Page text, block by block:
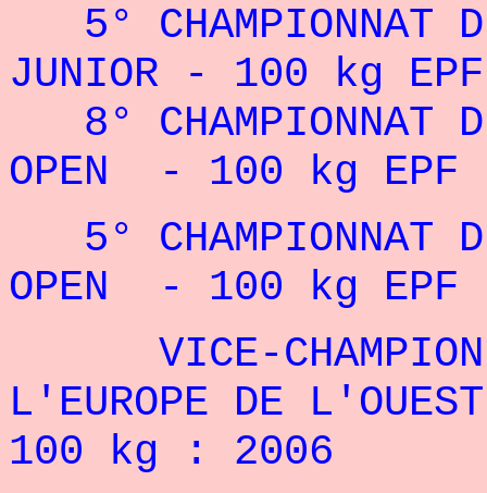
5° CHAMPIONNAT
JUNIOR - 100 kg
8° CHAMPIONNAT
OPEN - 100 kg
5° CHAMPIONNAT
OPEN - 100 kg
VICE-CHAMPION
L'EUROPE DE
100 kg : 2006